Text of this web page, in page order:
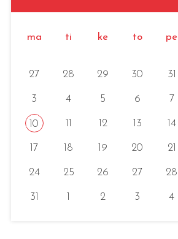
ma ti ke to pe
27 28 29 30 31
3 4 5 6 7
10 11 12 13 14
17 18 19 20 21
24 25 26 27 28
31 1 2 3 4